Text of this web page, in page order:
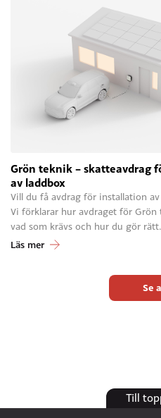
Grön teknik – skatteavdrag
av laddbox
Vill du få avdrag för installation
Vi förklarar hur avdraget för Grön
vad som krävs och hur du gör rätt.
Läs mer
Se
Till